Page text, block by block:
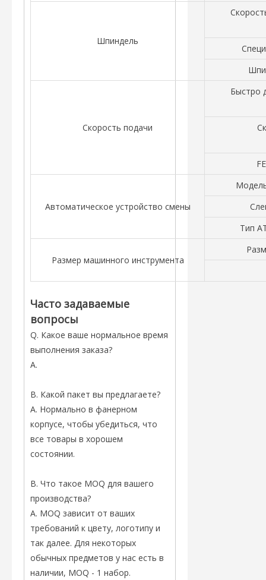
Шпиндель
Скорость подачи
Быстро
Автоматическое устройство смены
Тип
Размер машинного инструмента
Часто задаваемые
вопросы
Q. Какое ваше нормальное время
выполнения заказа?
A.
В. Какой пакет вы предлагаете?
A. Нормально в фанерном
корпусе, чтобы убедиться, что
все товары в хорошем
состоянии.
В. Что такое MOQ для вашего
производства?
A. MOQ зависит от ваших
требований к цвету, логотипу и
так далее. Для некоторых
обычных предметов у нас есть в
наличии, MOQ - 1 набор.